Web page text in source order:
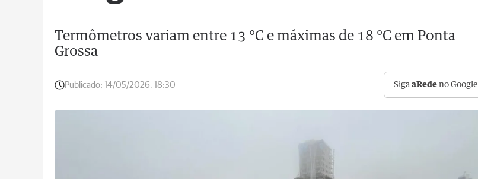
Termômetros variam entre 13 °C e máximas de 18 °C em Ponta
Grossa
Publicado: 14/05/2026, 18:30 SigaaRede no Google